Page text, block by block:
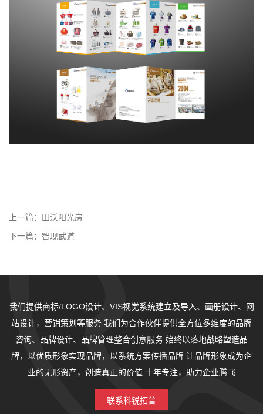
上一篇：
田沃阳光房
下一篇： 智现武道
我们提供商标/LOGO设计、VIS视觉系统建立及导入、画册设计、网
站设计，营销策划等服务 我们为合作伙伴提供全方位多维度的品牌
咨询、品牌设计、品牌管理整合创意服务 始终以落地战略塑造品
牌，以优质形象实现品牌，以系统方案传播品牌 让品牌形象成为企
业的无形资产，创造真正的价值 十年专注，助力企业腾飞
联系科锐拓普